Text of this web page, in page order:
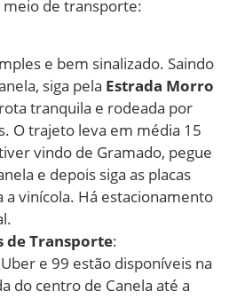
de transporte:
e bem sinalizado. Saindo
siga pela Estrada Morro
tranquila e rodeada por
O trajeto leva em média 15
vindo de Gramado, pegue
e depois siga as placas
a vinícola. Há estacionamento
de Transporte:
e 99 estão disponíveis na
do centro de Canela até a